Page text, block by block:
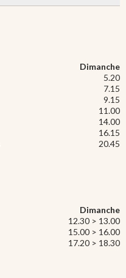
Dimanche
5.20
7.15
9.15
11.00
14.00
16.15
20.45
Dimanche
12.30 > 13.00
15.00 > 16.00
17.20 > 18.30